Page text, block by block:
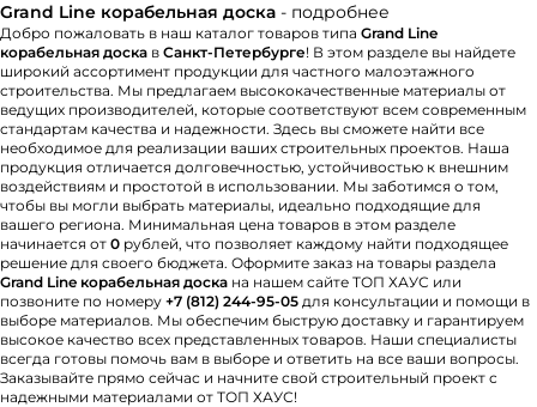
температурным перепадам;
богатый спектр цветовых решений;
простой монтаж;
пожаробезопасность;
индивидуальные размеры;
экологичность;
цветостойкость;
гарантия до 50 лет.
Компания Grand Line, для производства сайдинга
«Корабельная доска», использует сталь толщиной 0.5
миллиметров с цинковым покрытием 275 гр./м2 — эти
показатели соответствуют международному стандарту
качества.
Grand Line корабельная доска - подробнее
Добро пожаловать в наш каталог товаров типа Grand Line
корабельная доска в Санкт-Петербурге! В этом разделе вы найдете
широкий ассортимент продукции для частного малоэтажного
строительства. Мы предлагаем высококачественные материалы от
ведущих производителей, которые соответствуют всем современным
стандартам качества и надежности. Здесь вы сможете найти все
необходимое для реализации ваших строительных проектов. Наша
продукция отличается долговечностью, устойчивостью к внешним
воздействиям и простотой в использовании. Мы заботимся о том,
чтобы вы могли выбрать материалы, идеально подходящие для
вашего региона. Минимальная цена товаров в этом разделе
начинается от 0 рублей, что позволяет каждому найти подходящее
решение для своего бюджета. Оформите заказ на товары раздела
Grand Line корабельная доска на нашем сайте ТОП ХАУС или
позвоните по номеру +7 (812) 244-95-05 для консультации и помощи в
выборе материалов. Мы обеспечим быструю доставку и гарантируем
высокое качество всех представленных товаров. Наши специалисты
всегда готовы помочь вам в выборе и ответить на все ваши вопросы.
Заказывайте прямо сейчас и начните свой строительный проект с
надежными материалами от ТОП ХАУС!